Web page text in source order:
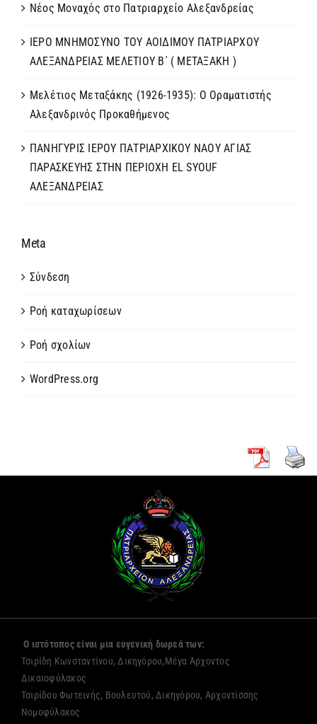
Νέος Μοναχός στο Πατριαρχείο Αλεξανδρείας
ΙΕΡΟ ΜΝΗΜΟΣΥΝΟ ΤΟΥ ΑΟΙΔΙΜΟΥ ΠΑΤΡΙΑΡΧΟΥ
ΑΛΕΞΑΝΔΡΕΙΑΣ ΜΕΛΕΤΙΟΥ Β΄ ( ΜΕΤΑΞΑΚΗ )
Μελέτιος Μεταξάκης (1926-1935): Ο Οραματιστής
Αλεξανδρινός Προκαθήμενος
ΠΑΝΗΓΥΡΙΣ ΙΕΡΟΥ ΠΑΤΡΙΑΡΧΙΚΟΥ ΝΑΟΥ ΑΓΙΑΣ
ΠΑΡΑΣΚΕΥΗΣ ΣΤΗΝ ΠΕΡΙΟΧΗ EL SYOUF
ΑΛΕΞΑΝΔΡΕΙΑΣ
Meta
Σύνδεση
Ροή καταχωρίσεων
Ροή σχολίων
WordPress.org
Ο ιστότοπος είναι μια ευγενική δωρεά των:
Τσιρίδη Κωνσταντίνου, Δικηγόρου,Μέγα Άρχοντος
Δικαιοφύλακος
Τσιρίδου Φωτεινής, Βουλευτού, Δικηγόρου, Αρχοντίσσης
Νομοφύλακος